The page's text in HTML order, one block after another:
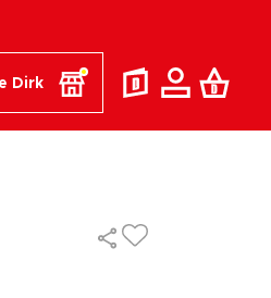
Dirk